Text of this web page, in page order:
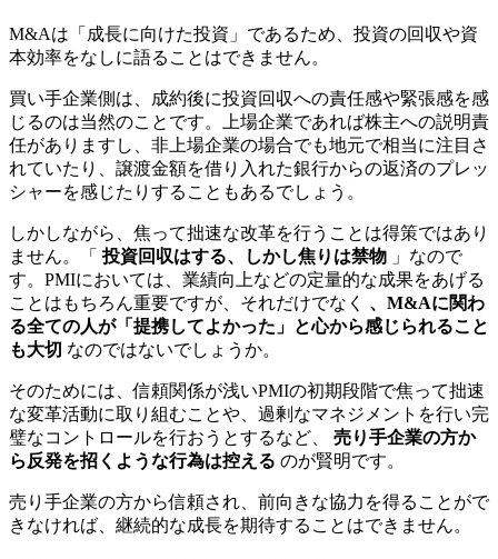
M&Aは「成長に向けた投資」であるため、投資の回収や資
本効率をなしに語ることはできません。
買い手企業側は、成約後に投資回収への責任感や緊張感を感
じるのは当然のことです。上場企業であれば株主への説明責
任がありますし、非上場企業の場合でも地元で相当に注目さ
れていたり、譲渡金額を借り入れた銀行からの返済のプレッ
シャーを感じたりすることもあるでしょう。
しかしながら、焦って拙速な改革を行うことは得策ではあり
ません。「投資回収はする、しかし焦りは禁物 」なので
す。PMIにおいては、業績向上などの定量的な成果をあげる
ことはもちろん重要ですが、それだけでなく 、M&Aに関わ
る全ての人が「提携してよかった」と心から感じられること
も大切 なのではないでしょうか。
そのためには、信頼関係が浅いPMIの初期段階で焦って拙速
な変革活動に取り組むことや、過剰なマネジメントを行い完
璧なコントロールを行おうとするなど、 売り手企業の方か
ら反発を招くような行為は控える のが賢明です。
売り手企業の方から信頼され、前向きな協力を得ることがで
きなければ、継続的な成長を期待することはできません。